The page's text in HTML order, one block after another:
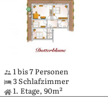
1 bis 7 Personen
3 Schlafzimmer
1. Etage, 90m²